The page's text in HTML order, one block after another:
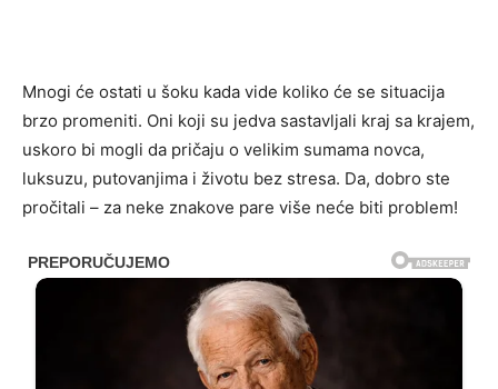
Mnogi će ostati u šoku kada vide koliko će se situacija
brzo promeniti. Oni koji su jedva sastavljali kraj sa krajem,
uskoro bi mogli da pričaju o velikim sumama novca,
luksuzu, putovanjima i životu bez stresa. Da, dobro ste
pročitali – za neke znakove pare više neće biti problem!